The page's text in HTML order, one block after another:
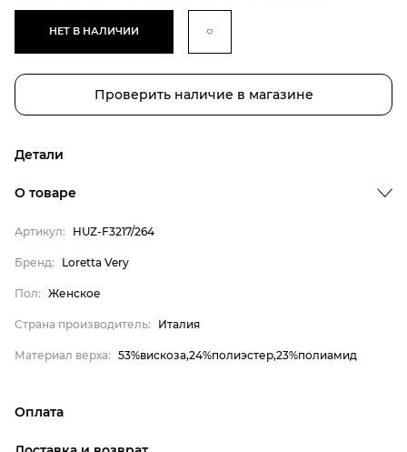
НЕТ В НАЛИЧИИ
Проверить наличие в магазине
Детали
Бренд
Пол
Страна производитель
Материал верха
О товаре
Артикул: HUZ-F3217/264
Бренд: Loretta Very
Пол: Женское
Страна производитель: Италия
Материал верха: 53%вискоза,24%полиэстер,23%полиамид
Оплата